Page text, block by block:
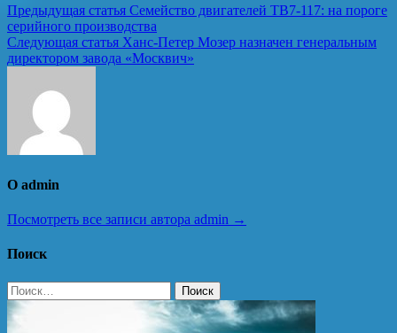
Навигация
по
записям
Предыдущая статья Семейство двигателей ТВ7-117: на пороге
серийного производства
Следующая статья Ханс-Петер Мозер назначен генеральным
директором завода «Москвич»
О admin
Посмотреть все записи автора admin →
Поиск
Найти: